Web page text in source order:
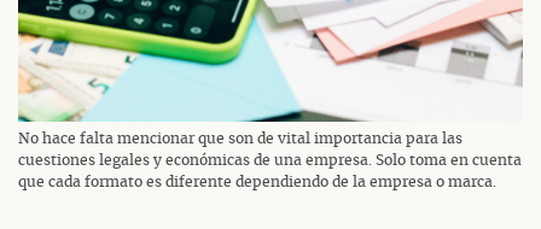
No hace falta mencionar que son de vital importancia para las
cuestiones legales y económicas de una empresa. Solo toma en cuenta
que cada formato es diferente dependiendo de la empresa o marca.